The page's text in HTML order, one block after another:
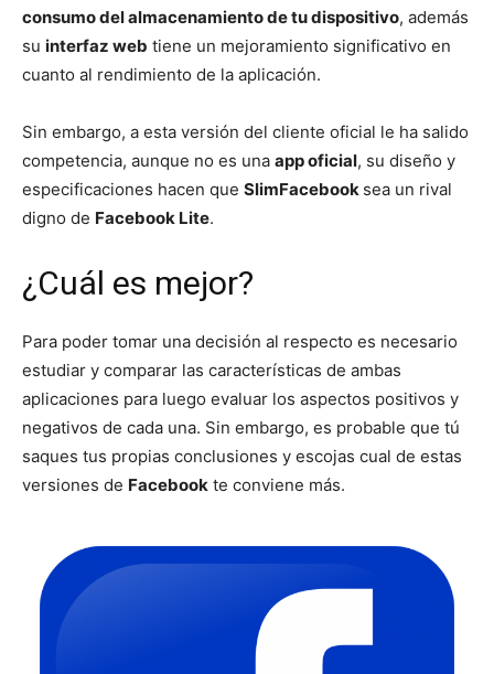
consumo del almacenamiento de tu dispositivo, además
su interfaz web tiene un mejoramiento significativo en
cuanto al rendimiento de la aplicación.
Sin embargo, a esta versión del cliente oficial le ha salido
competencia, aunque no es una app oficial, su diseño y
especificaciones hacen que SlimFacebook sea un rival
digno de Facebook Lite.
¿Cuál es mejor?
Para poder tomar una decisión al respecto es necesario
estudiar y comparar las características de ambas
aplicaciones para luego evaluar los aspectos positivos y
negativos de cada una. Sin embargo, es probable que tú
saques tus propias conclusiones y escojas cual de estas
versiones de Facebook te conviene más.